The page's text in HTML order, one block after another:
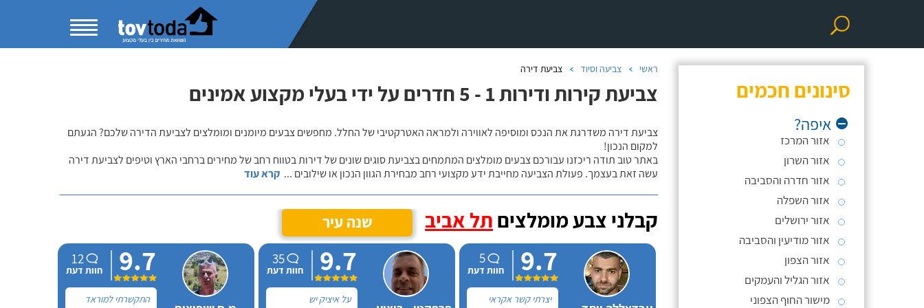
סינונים חכמים
איפה?
אזור המרכז
אזור השרון
אזור חדרה והסביבה
אזור השפלה
אזור ירושלים
אזור מודיעין והסביבה
אזור הצפון
אזור הגליל והעמקים
מישור החוף הצפוני
ראשי צביעה וסיוד צביעת דירה
צביעת קירות ודירות 1 - 5 חדרים על ידי בעלי מקצוע אמינים
צביעת דירה משדרגת את הנכס ומוסיפה לאווירה ולמראה האטרקטיבי של החלל. מחפשים צבעים מיומנים ומומלצים לצביעת הדירה שלכם? הגעתם
למקום הנכון!
באתר טוב תודה ריכזנו עבורכם צבעים מומלצים המתמחים בצביעת סוגים שונים של דירות בטווח רחב של מחירים ברחבי הארץ וטיפים לצביעת דירה
עשה זאת בעצמך. פעולת הצביעה מחייבת ידע מקצועי רחב מבחירת הגוון הנכון או שילובים ... קרא עוד
קבלני צבע מומלצים תל אביב שנה עיר
9.7
5
חוות דעת
יצרתי קשר אקראי
9.7
35
חוות דעת
על איציק יש
9.7
12
חוות דעת
התקשרתי למוראד